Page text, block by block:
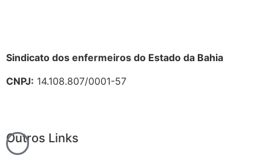
Sindicato dos enfermeiros do Estado da Bahia
CNPJ: 14.108.807/0001-57
Outros Links